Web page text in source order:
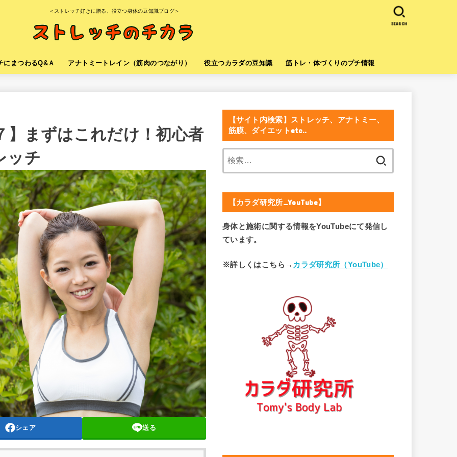
＜ストレッチ好きに贈る、役立つ身体の豆知識ブログ＞
にまつわるQ&Ａ アナトミートレイン（筋肉のつながり） 役立つカラダの豆知識 筋トレ・体づくりのプチ情報
SEARCH
】まずはこれだけ！初心者
ッチ
シェア 送る
【サイト内検索】ストレッチ、アナトミー、
筋膜、ダイエットetc..
【カラダ研究所_YouTube】
身体と施術に関する情報をYouTubeにて発信し
ています。
※詳しくはこちら→ カラダ研究所（YouTube）